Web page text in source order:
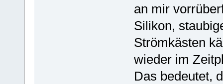
an mir
Silikon,
Strömkästen
wieder im
Das bedeutet,